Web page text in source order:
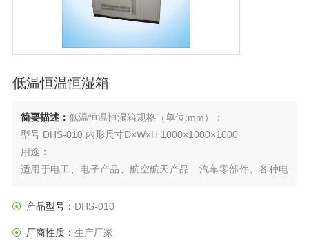
低温恒温恒湿箱
简要描述： 低温恒温恒湿箱规格（单位:mm）：
型号 DHS-010 内形尺寸D×W×H 1000×1000×1000
用途：
适用于电工、电子产品、航空航天产品、汽车零部件、各种电
产品型号： DHS-010
厂商性质： 生产厂家